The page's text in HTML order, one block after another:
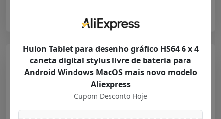
Aliexpress
Validade: 16/07/2027
Faixas de luz led bluetooth controlador wifi
flexível rgb 5050 decoração luz de fundo luz
Huion Tablet para desenho gráfico HS64 6 x 4
caneta digital stylus livre de bateria para
Android Windows MacOS mais novo modelo
Aliexpress
Cupom Desconto Hoje